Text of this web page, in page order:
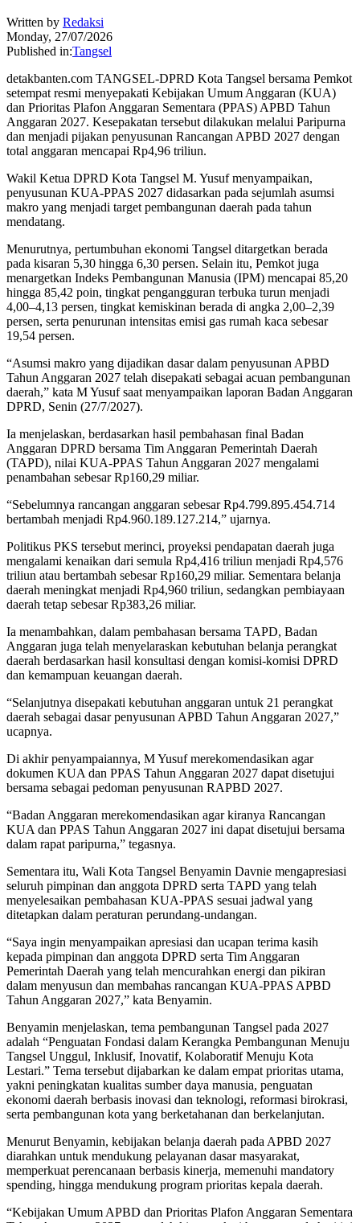
Written by Redaksi
Monday, 27/07/2026
Published in:Tangsel
detakbanten.com TANGSEL-DPRD Kota Tangsel bersama Pemkot
setempat resmi menyepakati Kebijakan Umum Anggaran (KUA)
dan Prioritas Plafon Anggaran Sementara (PPAS) APBD Tahun
Anggaran 2027. Kesepakatan tersebut dilakukan melalui Paripurna
dan menjadi pijakan penyusunan Rancangan APBD 2027 dengan
total anggaran mencapai Rp4,96 triliun.
Wakil Ketua DPRD Kota Tangsel M. Yusuf menyampaikan,
penyusunan KUA-PPAS 2027 didasarkan pada sejumlah asumsi
makro yang menjadi target pembangunan daerah pada tahun
mendatang.
Menurutnya, pertumbuhan ekonomi Tangsel ditargetkan berada
pada kisaran 5,30 hingga 6,30 persen. Selain itu, Pemkot juga
menargetkan Indeks Pembangunan Manusia (IPM) mencapai 85,20
hingga 85,42 poin, tingkat pengangguran terbuka turun menjadi
4,00–4,13 persen, tingkat kemiskinan berada di angka 2,00–2,39
persen, serta penurunan intensitas emisi gas rumah kaca sebesar
19,54 persen.
“Asumsi makro yang dijadikan dasar dalam penyusunan APBD
Tahun Anggaran 2027 telah disepakati sebagai acuan pembangunan
daerah,” kata M Yusuf saat menyampaikan laporan Badan Anggaran
DPRD, Senin (27/7/2027).
Ia menjelaskan, berdasarkan hasil pembahasan final Badan
Anggaran DPRD bersama Tim Anggaran Pemerintah Daerah
(TAPD), nilai KUA-PPAS Tahun Anggaran 2027 mengalami
penambahan sebesar Rp160,29 miliar.
“Sebelumnya rancangan anggaran sebesar Rp4.799.895.454.714
bertambah menjadi Rp4.960.189.127.214,” ujarnya.
Politikus PKS tersebut merinci, proyeksi pendapatan daerah juga
mengalami kenaikan dari semula Rp4,416 triliun menjadi Rp4,576
triliun atau bertambah sebesar Rp160,29 miliar. Sementara belanja
daerah meningkat menjadi Rp4,960 triliun, sedangkan pembiayaan
daerah tetap sebesar Rp383,26 miliar.
Ia menambahkan, dalam pembahasan bersama TAPD, Badan
Anggaran juga telah menyelaraskan kebutuhan belanja perangkat
daerah berdasarkan hasil konsultasi dengan komisi-komisi DPRD
dan kemampuan keuangan daerah.
“Selanjutnya disepakati kebutuhan anggaran untuk 21 perangkat
daerah sebagai dasar penyusunan APBD Tahun Anggaran 2027,”
ucapnya.
Di akhir penyampaiannya, M Yusuf merekomendasikan agar
dokumen KUA dan PPAS Tahun Anggaran 2027 dapat disetujui
bersama sebagai pedoman penyusunan RAPBD 2027.
“Badan Anggaran merekomendasikan agar kiranya Rancangan
KUA dan PPAS Tahun Anggaran 2027 ini dapat disetujui bersama
dalam rapat paripurna,” tegasnya.
Sementara itu, Wali Kota Tangsel Benyamin Davnie mengapresiasi
seluruh pimpinan dan anggota DPRD serta TAPD yang telah
menyelesaikan pembahasan KUA-PPAS sesuai jadwal yang
ditetapkan dalam peraturan perundang-undangan.
“Saya ingin menyampaikan apresiasi dan ucapan terima kasih
kepada pimpinan dan anggota DPRD serta Tim Anggaran
Pemerintah Daerah yang telah mencurahkan energi dan pikiran
dalam menyusun dan membahas rancangan KUA-PPAS APBD
Tahun Anggaran 2027,” kata Benyamin.
Benyamin menjelaskan, tema pembangunan Tangsel pada 2027
adalah “Penguatan Fondasi dalam Kerangka Pembangunan Menuju
Tangsel Unggul, Inklusif, Inovatif, Kolaboratif Menuju Kota
Lestari.” Tema tersebut dijabarkan ke dalam empat prioritas utama,
yakni peningkatan kualitas sumber daya manusia, penguatan
ekonomi daerah berbasis inovasi dan teknologi, reformasi birokrasi,
serta pembangunan kota yang berketahanan dan berkelanjutan.
Menurut Benyamin, kebijakan belanja daerah pada APBD 2027
diarahkan untuk mendukung pelayanan dasar masyarakat,
memperkuat perencanaan berbasis kinerja, memenuhi mandatory
spending, hingga mendukung program prioritas kepala daerah.
“Kebijakan Umum APBD dan Prioritas Plafon Anggaran Sementara